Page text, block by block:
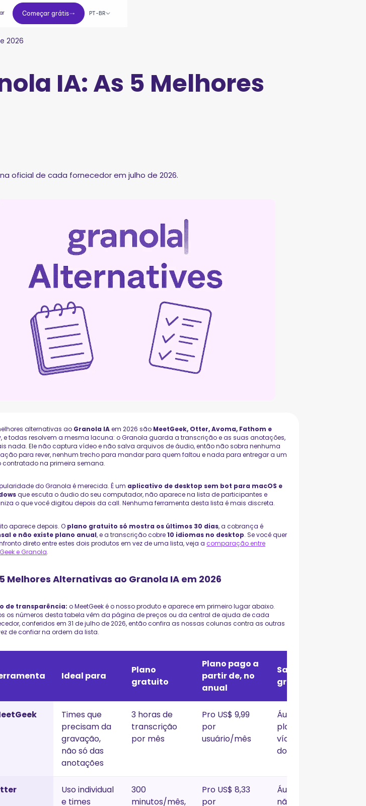
Começar grátis
Começar grátis
PT-BR
2026
IA: As 5 Melhores
oficial de cada fornecedor em julho de 2026.
alternativas ao Granola IAem 2026 são MeetGeek, Otter, Avoma, Fathom e
, e todas resolvem a mesma lacuna: o Granola guarda a transcrição e as suas anotações,
nada. Ele não captura vídeo e não salva arquivos de áudio, então não sobra nenhuma
para rever, nenhum trecho para mandar para quem faltou e nada para entregar a um
contratado na primeira semana.
do Granola é merecida. É um aplicativo de desktop sem bot para macOS e
que escuta o áudio do seu computador, não aparece na lista de participantes e
o que você digitou depois da call. Nenhuma ferramenta desta lista é mais discreta.
aparece depois. O plano gratuito só mostra os últimos 30 dias, a cobrança é
e não existe plano anual, e a transcrição cobre10 idiomas no desktop. Se você quer
direto entre estes dois produtos em vez de uma lista, veja a comparação entre
e Granola.
Melhores Alternativas ao Granola IA em 2026
de transparência: o MeetGeek é o nosso produto e aparece em primeiro lugar abaixo.
os números desta tabela vêm da página de preços ou da central de ajuda de cada
conferidos em 31 de julho de 2026, então confira as nossas colunas contra as outras
de confiar na ordem da lista.
Ideal para
Plano
gratuito
Plano pago a
partir de, no
anual
Salva a
gravação
Times que
precisam da
gravação,
não só das
anotações
3 horas de
transcrição
por mês
Pro US$ 9,99
por
usuário/mês
Áudio em todo
plano pago,
vídeo HD a partir
do Business
Uso individual
e times
300
minutos/mês,
Pro US$ 8,33
por
Áudio sim, vídeo
não